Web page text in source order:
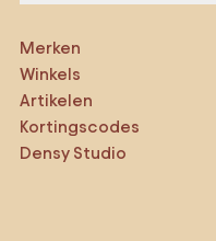
Merken
Winkels
Artikelen
Kortingscodes
Densy Studio